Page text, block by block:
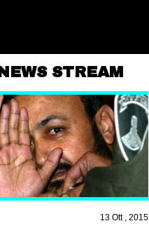
ABOUT
AREA
DEGENERAZIONE
GAZA FREESTYLE
CSOA LAMBRETTA
NEWS STREAM
13 Ott , 2015